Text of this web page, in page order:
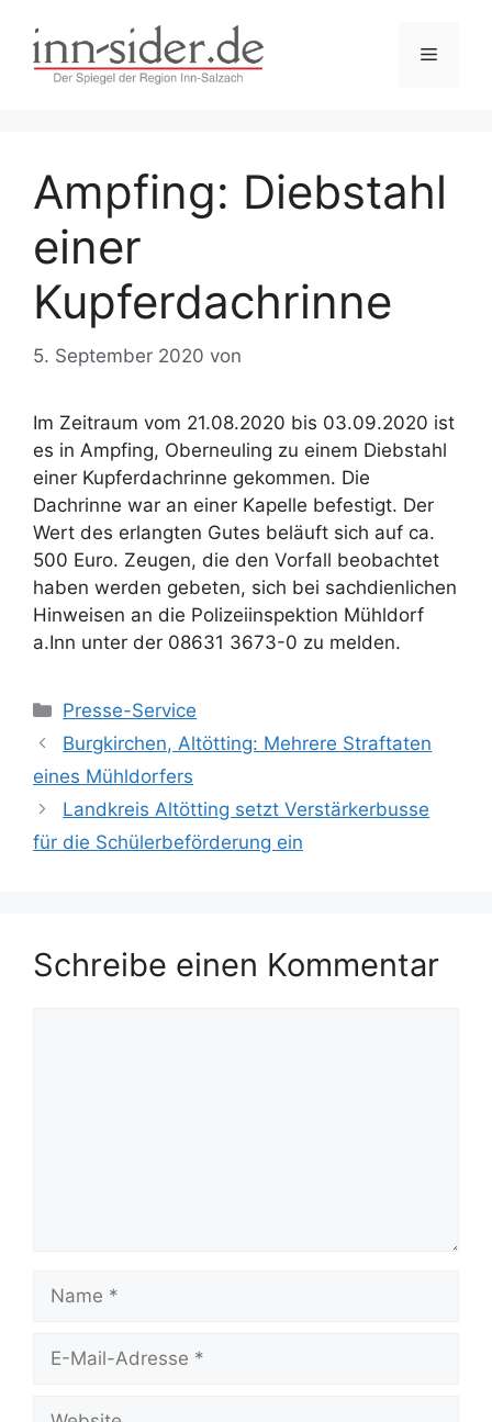
Inhalt
springen
Menü
Ampfing: Diebstahl
einer
Kupferdachrinne
5. September 2020 von
Im Zeitraum vom 21.08.2020 bis 03.09.2020 ist
es in Ampfing, Oberneuling zu einem Diebstahl
einer Kupferdachrinne gekommen. Die
Dachrinne war an einer Kapelle befestigt. Der
Wert des erlangten Gutes beläuft sich auf ca.
500 Euro. Zeugen, die den Vorfall beobachtet
haben werden gebeten, sich bei sachdienlichen
Hinweisen an die Polizeiinspektion Mühldorf
a.Inn unter der 08631 3673-0 zu melden.
Kategorien
Presse-Service
Burgkirchen, Altötting: Mehrere Straftaten
eines Mühldorfers
Landkreis Altötting setzt Verstärkerbusse
für die Schülerbeförderung ein
Schreibe einen Kommentar
Mail-